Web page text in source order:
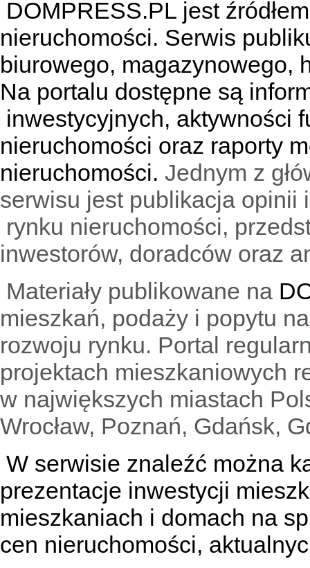
DOMPRESS.PL jest
nieruchomości. Serwis
biurowego, magazynowego,
Na portalu dostępne są
inwestycyjnych, aktywności
nieruchomości oraz raporty
nieruchomości. Jednym z
serwisu jest publikacja
rynku nieruchomości,
inwestorów, doradców oraz
Materiały publikowane na
mieszkań, podaży i popytu
rozwoju rynku. Portal
projektach mieszkaniowych
w największych miastach
Wrocław, Poznań, Gdańsk,
W serwisie znaleźć można
prezentacje inwestycji
mieszkaniach i domach na
cen nieruchomości,